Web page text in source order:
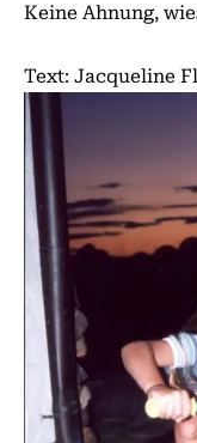
Keine Ahnung,
Text: Jacqueline